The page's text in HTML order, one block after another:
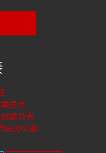
员会
委员会
由办公室